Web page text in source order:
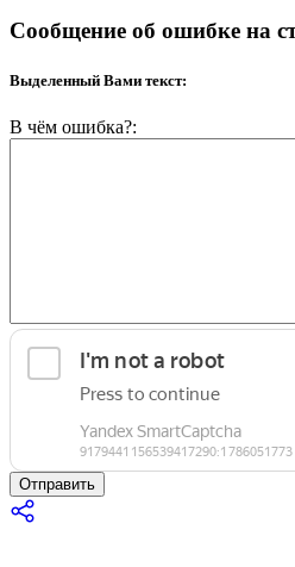
Сообщение об ошибке на
Выделенный Вами текст:
В чём ошибка?:
Отправить